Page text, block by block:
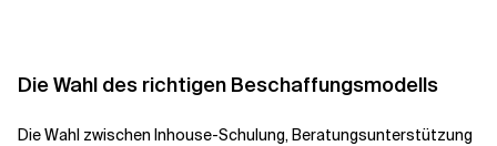
Die Wahl des richtigen Beschaffungsmodells
Die Wahl zwischen Inhouse-Schulung, Beratungsunterstützung